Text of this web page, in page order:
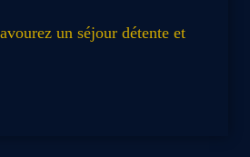
un séjour détente et